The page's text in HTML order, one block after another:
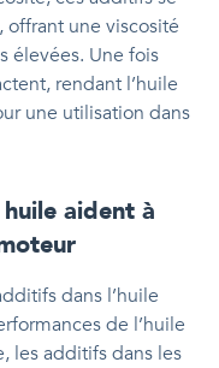
offrant une viscosité
élevées. Une fois
rendant l’huile
une utilisation dans
aident à
dans l’huile
de l’huile
les additifs dans les